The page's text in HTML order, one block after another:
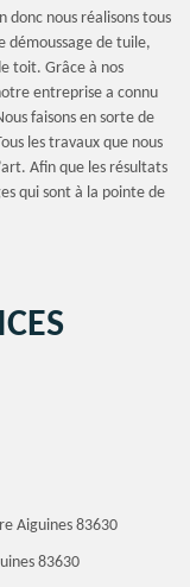
donc nous réalisons tous
démoussage de tuile,
toit. Grâce à nos
entreprise a connu
faisons en sorte de
les travaux que nous
Afin que les résultats
qui sont à la pointe de
Aiguines 83630
83630